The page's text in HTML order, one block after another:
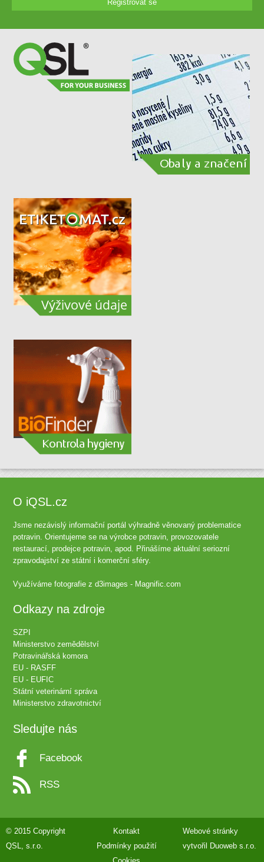
Registrovat se
O iQSL.cz
Jsme nezávislý informační portál výhradně věnovaný problematice
potravin. Orientujeme se na výrobce potravin, provozovatele
restaurací, prodejce potravin, apod. Přinášíme aktuální seriozní
zpravodajství ze státní i komerční sféry.
Využíváme fotografie zd3images - Magnific.com
Odkazy na zdroje
SZPI
Ministerstvo zemědělství
Potravinářská komora
EU - RASFF
EU - EUFIC
Státní veterinární správa
Ministerstvo zdravotnictví
Sledujte nás
Facebook
RSS
© 2015 Copyright
QSL, s.r.o.
Kontakt
Podmínky použití
Webové stránky
vytvořil
Duoweb s.r.o.